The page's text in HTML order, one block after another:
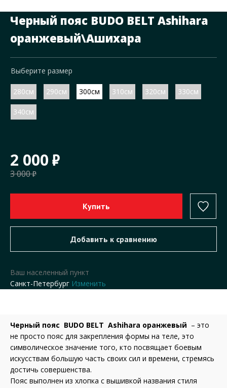
Черный пояс BUDO BELT Ashihara
оранжевый\Ашихара
Выберите размер
280см 290см 300см 310см 320см 330см
340см
2 000
3 000
Ваш населенный пункт
Санкт-Петербург Изменить
Черный пояс BUDO BELT Ashihara оранжевый – это
не просто пояс для закрепления формы на теле, это
символическое значение того, кто посвящает боевым
искусствам большую часть своих сил и времени, стремясь
достичь совершенства.
Пояс выполнен из хлопка с вышивкой названия стиля